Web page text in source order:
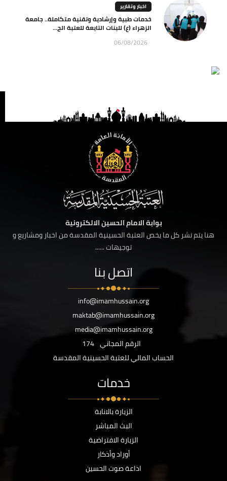
اخبار وتقارير
خدمات طبية وإرشادية وتقنية متكاملة.. جامعة
الزهراء (ع) للبنات التابعة للعتبة الح...
06/08/2026
بوابة الامام الحسين الالكترونية
هنا يتم نشر كل ما يخص العتبة الحسينية المقدسة من اخبار ومشاريع و
توجيهات ......
اتصل بنا
info@imamhussain.org
maktab@imamhussain.org
media@imamhussain.org
الرقم المجاني 174
الحساب المالي للعتبة الحسينية المقدسة
خدمات
الزيارة بالانابة
البث المباشر
الزيارة الافتراضية
أوراد وأذكار
اذاعة صوت الحسين